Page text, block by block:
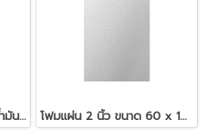
ZAJA ดินน้ำมันไร้สาร ดินน้ำมันแท่งกลม 200 กรัม โฟมแผ่น 2 นิ้ว ขนาด 60 x 120 ซม.สีขาว